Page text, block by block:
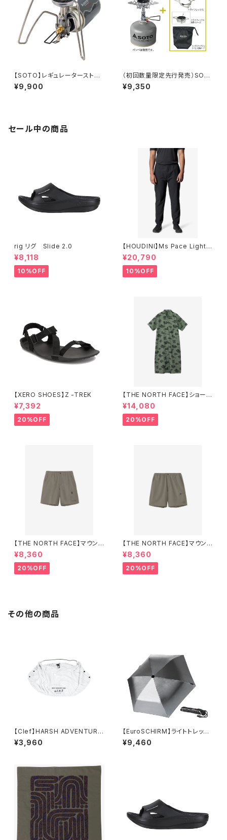
【SOTO】レギュレーターストー
ブ TriTrail(トライトレイル)
¥9,900
（初回数量限定先行発売）SOT
O ソト マイクロレギュレーター
ストーブ ウインドマスター トラ
¥9,350
セール中の商品
rig リグ Slide 2.0
¥8,118
10%OFF
【HOUDINI】Ms Pace Light P
ants
¥20,790
10%OFF
【XERO SHOES】Z -TREK
¥7,392
20%OFF
【THE NORTH FACE】ショート
スリーブアロハベントシャツワン
ピース（レディース）
¥14,080
20%OFF
【THE NORTH FACE】マウンテ
ンカラーショーツ（レディース）
¥8,360
20%OFF
【THE NORTH FACE】マウンテ
ンカラーショーツ（メンズ）
¥8,360
20%OFF
その他の商品
【Clef】HARSH ADVENTURE
SHADE
¥3,960
【EuroSCHIRM】ライトトレック
ウルトラ
¥9,460